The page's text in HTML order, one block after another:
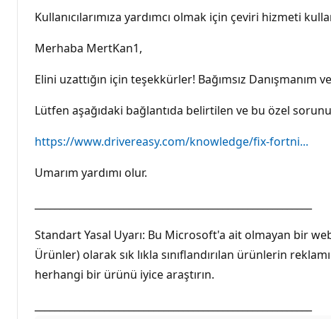
Kullanıcılarımıza yardımcı olmak için çeviri hizmeti
Merhaba MertKan1,
Elini uzattığın için teşekkürler! Bağımsız Danışmanım
Lütfen aşağıdaki bağlantıda belirtilen ve bu özel
https://www.drivereasy.com/knowledge/fix-fortni...
Umarım yardımı olur.
Standart Yasal Uyarı: Bu Microsoft'a ait olmayan bir
Ürünler) olarak sık lıkla sınıflandırılan ürünlerin
herhangi bir ürünü iyice araştırın.